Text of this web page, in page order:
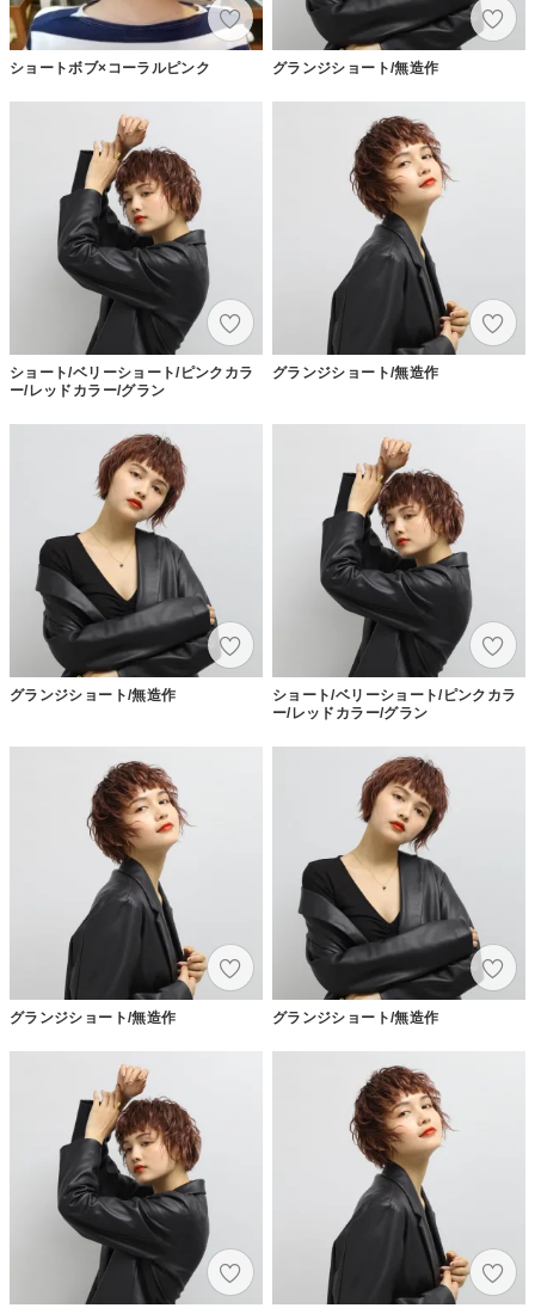
ショートボブ×コーラルピンク グランジショート/無造作
ショート/ベリーショート/ピンクカラ
ー/レッドカラー/グラン
グランジショート/無造作
グランジショート/無造作
ショート/ベリーショート/ピンクカラ
ー/レッドカラー/グラン
グランジショート/無造作 グランジショート/無造作